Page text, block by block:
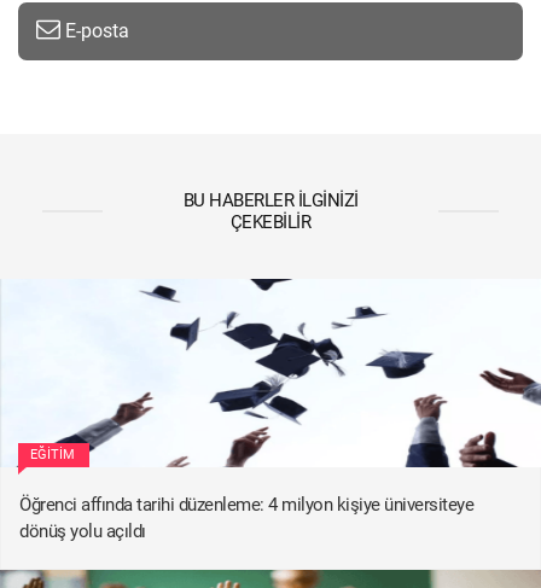
E-posta
BU HABERLER İLGINIZI
ÇEKEBILIR
EĞITIM
Öğrenci affında tarihi düzenleme: 4 milyon kişiye üniversiteye
dönüş yolu açıldı